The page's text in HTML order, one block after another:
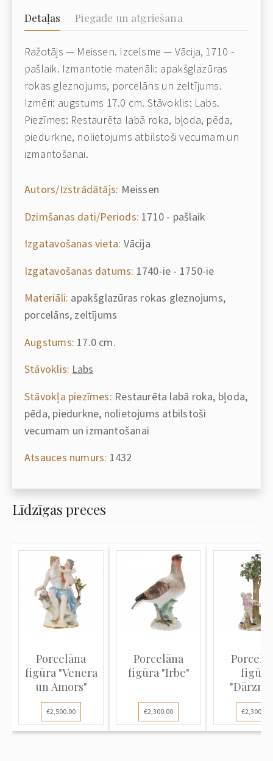
Detaļas Piegāde un atgriešana
Ražotājs — Meissen. Izcelsme — Vācija, 1710 -
pašlaik. Izmantotie materiāli: apakšglazūras
rokas gleznojums, porcelāns un zeltījums.
Izmēri: augstums 17.0 cm. Stāvoklis: Labs.
Piezīmes: Restaurēta labā roka, bļoda, pēda,
piedurkne, nolietojums atbilstoši vecumam un
izmantošanai.
Autors/Izstrādātājs: Meissen
Dzimšanas dati/Periods: 1710 - pašlaik
Izgatavošanas vieta: Vācija
Izgatavošanas datums: 1740-ie - 1750-ie
Materiāli: apakšglazūras rokas gleznojums,
porcelāns, zeltījums
Augstums: 17.0 cm.
Stāvoklis: Labs
Stāvokļa piezīmes: Restaurēta labā roka, bļoda,
pēda, piedurkne, nolietojums atbilstoši
vecumam un izmantošanai
Atsauces numurs: 1432
Līdzīgas preces
Porcelāna
figūra "Venera
un Amors"
€2,500.00
Porcelāna
figūra "Irbe"
€2,300.00
figūra
bērni
koka"
€2,300.00